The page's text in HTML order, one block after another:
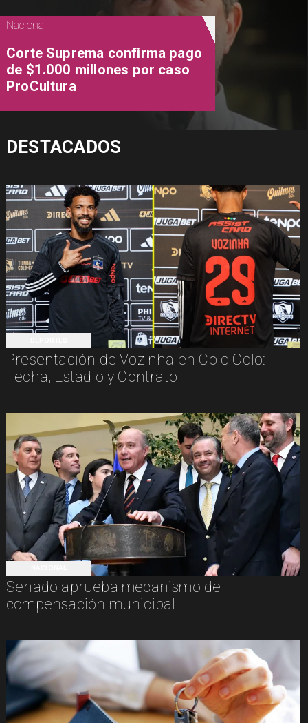
Presentación de Vozinha en Colo Colo:
Fecha, Estadio y Contrato
Senado aprueba mecanismo de
compensación municipal
Nacional
Corte Suprema confirma pago
de $1.000 millones por caso
ProCultura
DESTACADOS